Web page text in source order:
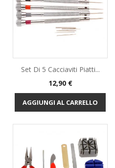
Set Di 5 Cacciaviti Piatti...
Prezzo
12,90 €
AGGIUNGI AL CARRELLO